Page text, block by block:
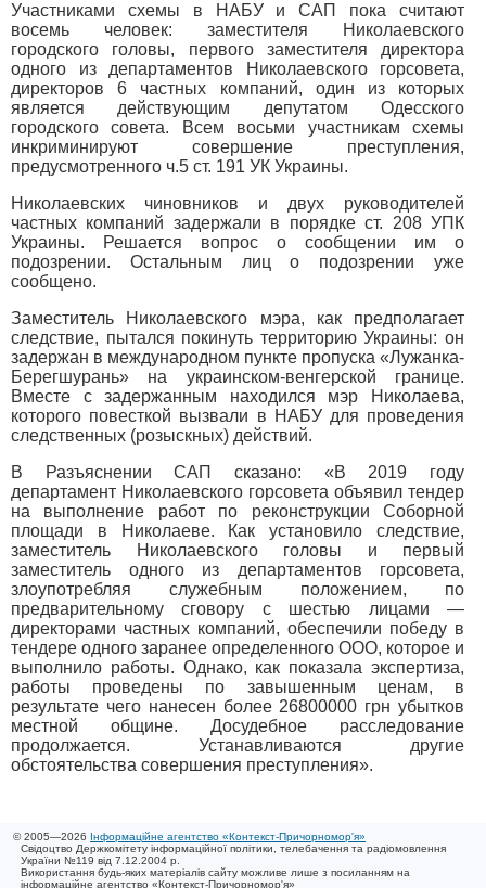
Участниками схемы в НАБУ и САП пока считают
восемь человек: заместителя Николаевского
городского головы, первого заместителя директора
одного из департаментов Николаевского горсовета,
директоров 6 частных компаний, один из которых
является действующим депутатом Одесского
городского совета. Всем восьми участникам схемы
инкриминируют совершение преступления,
предусмотренного ч.5 ст. 191 УК Украины.
Николаевских чиновников и двух руководителей
частных компаний задержали в порядке ст. 208 УПК
Украины. Решается вопрос о сообщении им о
подозрении. Остальным лиц о подозрении уже
сообщено.
Заместитель Николаевского мэра, как предполагает
следствие, пытался покинуть территорию Украины: он
задержан в международном пункте пропуска «Лужанка-
Берегшурань» на украинском-венгерской границе.
Вместе с задержанным находился мэр Николаева,
которого повесткой вызвали в НАБУ для проведения
следственных (розыскных) действий.
В Разъяснении САП сказано: «В 2019 году
департамент Николаевского горсовета объявил тендер
на выполнение работ по реконструкции Соборной
площади в Николаеве. Как установило следствие,
заместитель Николаевского головы и первый
заместитель одного из департаментов горсовета,
злоупотребляя служебным положением, по
предварительному сговору с шестью лицами —
директорами частных компаний, обеспечили победу в
тендере одного заранее определенного ООО, которое и
выполнило работы. Однако, как показала экспертиза,
работы проведены по завышенным ценам, в
результате чего нанесен более 26800000 грн убытков
местной общине. Досудебное расследование
продолжается. Устанавливаются другие
обстоятельства совершения преступления».
© 2005—2026 Інформаційне агентство «Контекст-Причорномор'я»
Свідоцтво Держкомітету інформаційної політики, телебачення та радіомовлення
України №119 від 7.12.2004 р.
Використання будь-яких матеріалів сайту можливе лише з посиланням на
інформаційне агентство «Контекст-Причорномор'я»